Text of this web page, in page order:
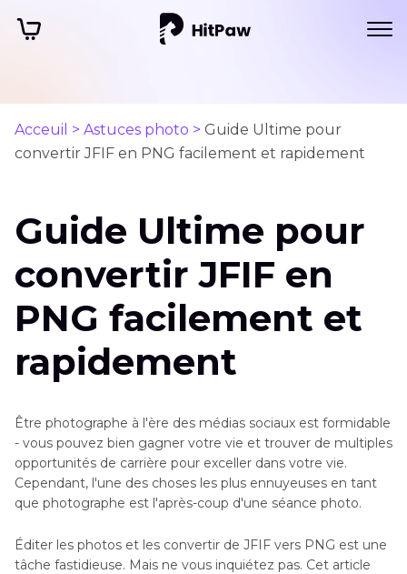
Acceuil > Astuces photo > Guide Ultime pour
convertir JFIF en PNG facilement et rapidement
Guide Ultime pour
convertir JFIF en
PNG facilement et
rapidement
Être photographe à l'ère des médias sociaux est formidable
- vous pouvez bien gagner votre vie et trouver de multiples
opportunités de carrière pour exceller dans votre vie.
Cependant, l'une des choses les plus ennuyeuses en tant
que photographe est l'après-coup d'une séance photo.
Éditer les photos et les convertir de JFIF vers PNG est une
tâche fastidieuse. Mais ne vous inquiétez pas. Cet article